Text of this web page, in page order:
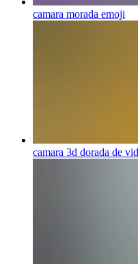
camara morada emoji
camara 3d dorada de